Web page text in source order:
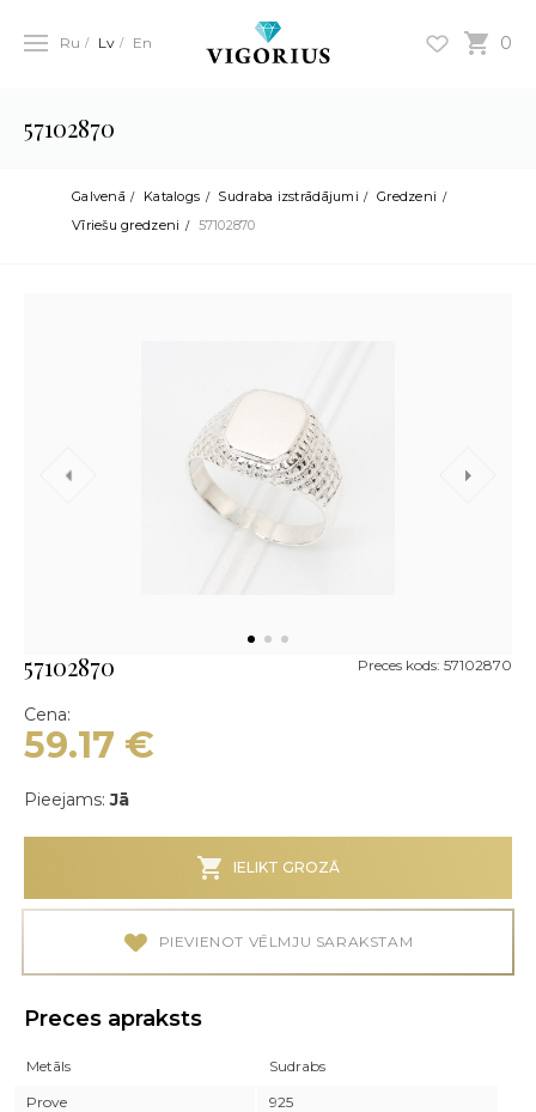
0
Ru Lv En
57102870
Galvenā Katalogs Sudraba izstrādājumi
Gredzeni
Vīriešu gredzeni
57102870
57102870 Preces kods: 57102870
Cena:
59.17 €
Pieejams:Jā
IELIKT GROZĀ
PIEVIENOT VĒLMJU SARAKSTAM
Preces apraksts
Metāls
Sudrabs
Prove
925